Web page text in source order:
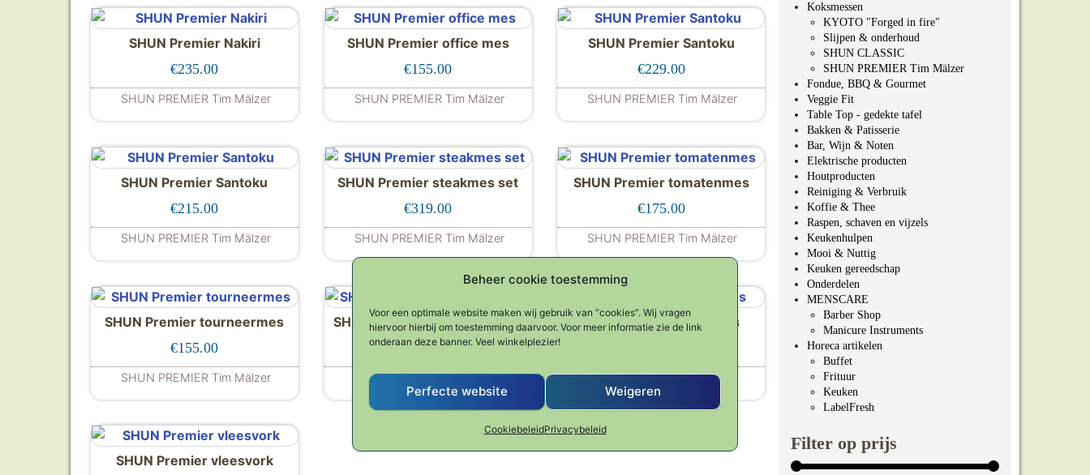
Beheer cookie toestemming
Voor een optimale website maken wij gebruik van “cookies”. Wij vragen
hiervoor hierbij om toestemming daarvoor. Voor meer informatie zie de link
onderaan deze banner. Veel winkelplezier!
Perfecte website Weigeren
CookiebeleidPrivacybeleid
SHUN Premier Nakiri
€235.00
SHUN PREMIER Tim Mälzer
SHUN Premier office mes
€155.00
SHUN PREMIER Tim Mälzer
SHUN Premier Santoku
€229.00
SHUN PREMIER Tim Mälzer
SHUN Premier Santoku
€215.00
SHUN PREMIER Tim Mälzer
SHUN Premier steakmes set
€319.00
SHUN PREMIER Tim Mälzer
SHUN Premier tomatenmes
€175.00
SHUN PREMIER Tim Mälzer
SHUN Premier tourneermes
€155.00
SHUN PREMIER Tim Mälzer
SHUN Premier universeelmes
€ 169.00
SHUN PREMIER Tim Mälzer
SHUN Premier vleesmes
SHUN PREMIER Tim Mälzer
SHUN Premier vleesvork
Koksmessen
KYOTO "Forged in fire"
Slijpen & onderhoud
SHUN CLASSIC
SHUN PREMIER Tim Mälzer
Fondue, BBQ & Gourmet
Veggie Fit
Table Top - gedekte tafel
Bakken & Patisserie
Bar, Wijn & Noten
Elektrische producten
Houtproducten
Reiniging & Verbruik
Koffie & Thee
Raspen, schaven en vijzels
Keukenhulpen
Mooi & Nuttig
Keuken gereedschap
Onderdelen
MENSCARE
Barber Shop
Manicure Instruments
Horeca artikelen
Buffet
Frituur
Keuken
LabelFresh
Filter op prijs